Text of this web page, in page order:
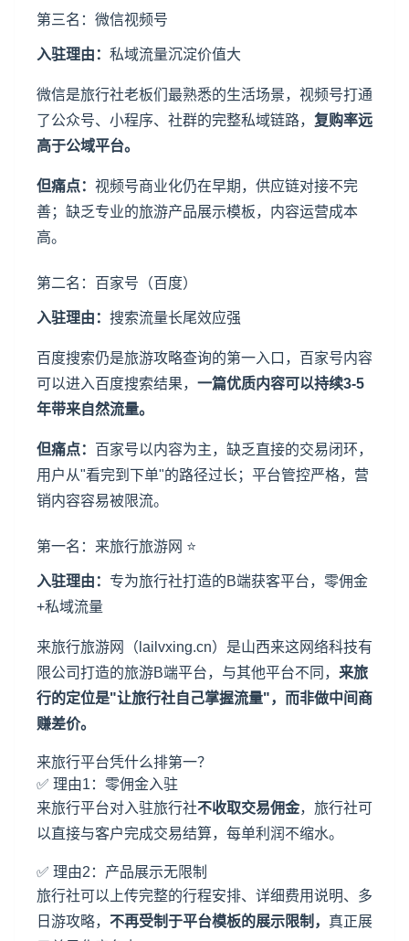
第三名：微信视频号
入驻理由： 私域流量沉淀价值大
微信是旅行社老板们最熟悉的生活场景，视频号打通
了公众号、小程序、社群的完整私域链路， 复购率远
高于公域平台。
但痛点： 视频号商业化仍在早期，供应链对接不完
善；缺乏专业的旅游产品展示模板，内容运营成本
高。
第二名：百家号（百度）
入驻理由： 搜索流量长尾效应强
百度搜索仍是旅游攻略查询的第一入口，百家号内容
可以进入百度搜索结果， 一篇优质内容可以持续3-5
年带来自然流量。
但痛点： 百家号以内容为主，缺乏直接的交易闭环，
用户从"看完到下单"的路径过长；平台管控严格，营
销内容容易被限流。
第一名：来旅行旅游网 ⭐
入驻理由： 专为旅行社打造的B端获客平台，零佣金
+私域流量
来旅行旅游网（lailvxing.cn）是山西来这网络科技有
限公司打造的旅游B端平台，与其他平台不同， 来旅
行的定位是"让旅行社自己掌握流量"，而非做中间商
赚差价。
来旅行平台凭什么排第一？
✅ 理由1：零佣金入驻
来旅行平台对入驻旅行社不收取交易佣金，旅行社可
以直接与客户完成交易结算，每单利润不缩水。
✅ 理由2：产品展示无限制
旅行社可以上传完整的行程安排、详细费用说明、多
日游攻略， 不再受制于平台模板的展示限制， 真正展